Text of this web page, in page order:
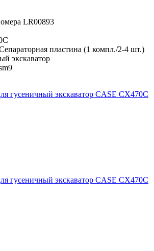
LR00893
пластина (1 компл./2-4 шт.)
экскаватор